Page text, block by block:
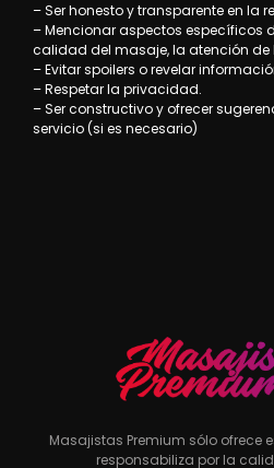
– Ser honesto y transparente en la
– Mencionar aspectos específicos
calidad del masaje, la atención de
– Evitar spoilers o revelar
– Respetar la privacidad.
– Ser constructivo y ofrecer
servicio (si es necesario)
Masajistas Premium sólo ofrece
responsabiliza por la